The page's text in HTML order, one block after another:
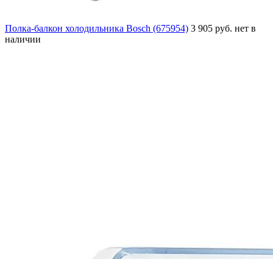
Полка-балкон холодильника Bosch (675954) 3 905 руб. нет в
наличии